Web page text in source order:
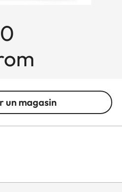
un magasin